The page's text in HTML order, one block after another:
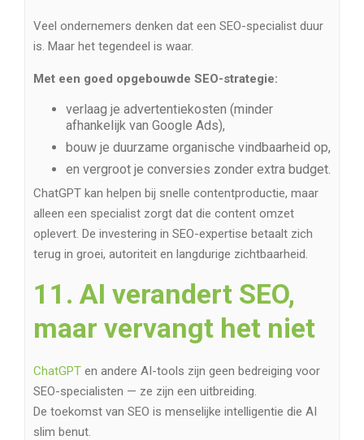
Veel ondernemers denken dat een SEO-specialist duur
is. Maar het tegendeel is waar.
Met een goed opgebouwde SEO-strategie:
verlaag je advertentiekosten (minder
afhankelijk van Google Ads),
bouw je duurzame organische vindbaarheid op,
en vergroot je conversies zonder extra budget.
ChatGPT kan helpen bij snelle contentproductie, maar
alleen een specialist zorgt dat die content omzet
oplevert. De investering in SEO-expertise betaalt zich
terug in groei, autoriteit en langdurige zichtbaarheid.
11. AI verandert SEO,
maar vervangt het niet
ChatGPT en andere AI-tools zijn geen bedreiging voor
SEO-specialisten — ze zijn een uitbreiding.
De toekomst van SEO is menselijke intelligentie die AI
slim benut.